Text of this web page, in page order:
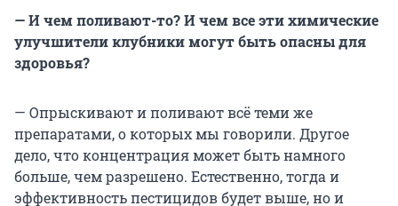
— И чем поливают-то? И чем все эти химические
улучшители клубники могут быть опасны для
здоровья?
— Опрыскивают и поливают всё теми же
препаратами, о которых мы говорили. Другое
дело, что концентрация может быть намного
больше, чем разрешено. Естественно, тогда и
эффективность пестицидов будет выше, но и